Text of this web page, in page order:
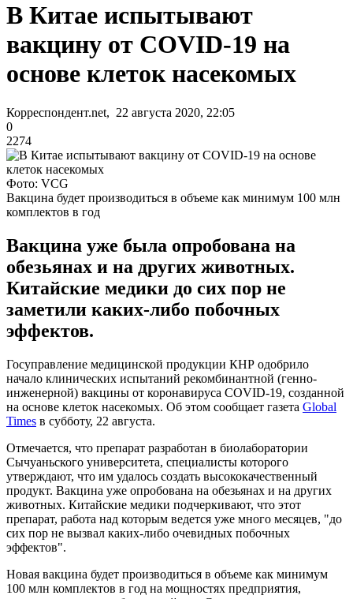
В Китае испытывают
вакцину от COVID-19 на
основе клеток насекомых
Корреспондент.net, 22 августа 2020, 22:05
0
2274
Фото: VCG
Вакцина будет производиться в объеме как минимум 100 млн
комплектов в год
Вакцина уже была опробована на
обезьянах и на других животных.
Китайские медики до сих пор не
заметили каких-либо побочных
эффектов.
Госуправление медицинской продукции КНР одобрило
начало клинических испытаний рекомбинантной (генно-
инженерной) вакцины от коронавируса COVID-19, созданной
на основе клеток насекомых. Об этом сообщает газета Global
Times в субботу, 22 августа.
Отмечается, что препарат разработан в биолаборатории
Сычуаньского университета, специалисты которого
утверждают, что им удалось создать высококачественный
продукт. Вакцина уже опробована на обезьянах и на других
животных. Китайские медики подчеркивают, что этот
препарат, работа над которым ведется уже много месяцев, "до
сих пор не вызвал каких-либо очевидных побочных
эффектов".
Новая вакцина будет производиться в объеме как минимум
100 млн комплектов в год на мощностях предприятия,